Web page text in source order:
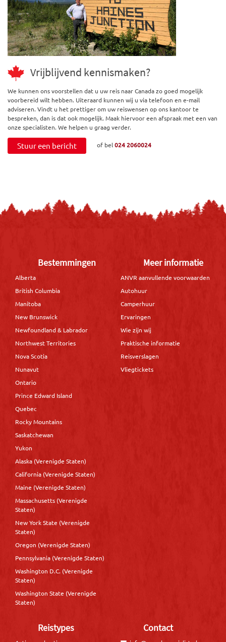
Vrijblijvend kennismaken?
We kunnen ons voorstellen dat u uw reis naar Canada zo goed mogelijk
voorbereid wilt hebben. Uiteraard kunnen wij u via telefoon en e-mail
adviseren. Vindt u het prettiger om uw reiswensen op ons kantoor te
bespreken, dan is dat ook mogelijk. Maak hiervoor een afspraak met een van
onze specialisten. We helpen u graag verder.
Stuur een bericht of bel024 2060024
Bestemmingen
Alberta
British Columbia
Manitoba
New Brunswick
Newfoundland & Labrador
Northwest Territories
Nova Scotia
Nunavut
Ontario
Prince Edward Island
Quebec
Rocky Mountains
Saskatchewan
Yukon
Alaska (Verenigde Staten)
California (Verenigde Staten)
Maine (Verenigde Staten)
Massachusetts (Verenigde
Staten)
New York State (Verenigde
Staten)
Oregon (Verenigde Staten)
Pennsylvania (Verenigde Staten)
Washington D.C. (Verenigde
Staten)
Washington State (Verenigde
Staten)
Meer informatie
ANVR aanvullende voorwaarden
Autohuur
Camperhuur
Ervaringen
Wie zijn wij
Praktische informatie
Reisverslagen
Vliegtickets
Reistypes Contact